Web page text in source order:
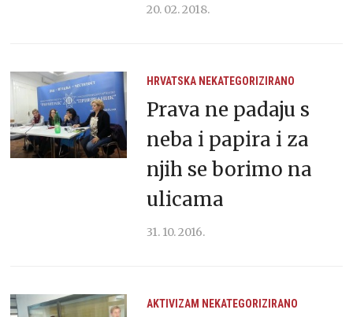
20. 02. 2018.
HRVATSKA NEKATEGORIZIRANO
Prava ne padaju s
neba i papira i za
njih se borimo na
ulicama
31. 10. 2016.
AKTIVIZAM NEKATEGORIZIRANO